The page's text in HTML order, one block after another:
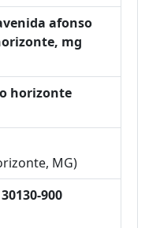
afonso
mg
horizonte
MG)
900